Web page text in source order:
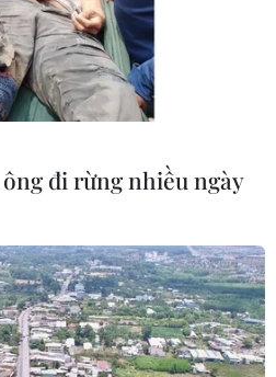
dầu ăn đã qua sử
sinh học
bản đồ địa chất
đi rừng nhiều ngày